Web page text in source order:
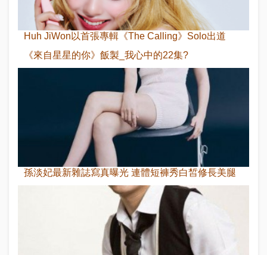
Huh JiWon以首張專輯《The Calling》Solo出道
《來自星星的你》飯製_我心中的22集?
孫淡妃最新雜誌寫真曝光 連體短褲秀白皙修長美腿